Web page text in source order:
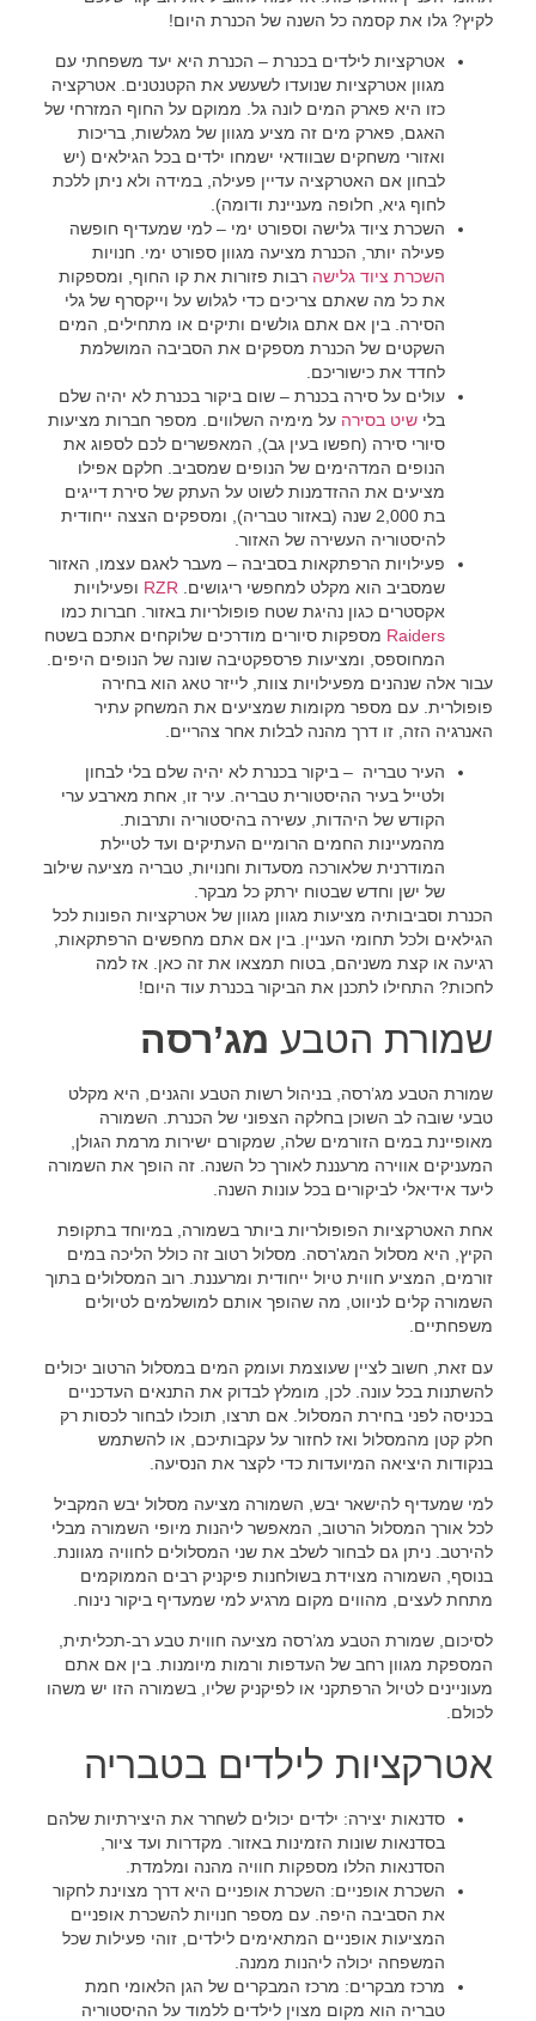
לקיץ? גלו את קסמה כל השנה של הכנרת היום!
אטרקציות לילדים בכנרת– הכנרת היא יעד משפחתי עם
מגוון אטרקציות שנועדו לשעשע את הקטנטנים. אטרקציה
כזו היא פארק המים לונה גל. ממוקם על החוף המזרחי של
האגם, פארק מים זה מציע מגוון של מגלשות, בריכות
ואזורי משחקים שבוודאי ישמחו ילדים בכל הגילאים (יש
לבחון אם האטרקציה עדיין פעילה, במידה ולא ניתן ללכת
לחוף גיא, חלופה מעניינת ודומה).
השכרת ציוד גלישה וספורט ימי – למי שמעדיף חופשה
פעילה יותר, הכנרת מציעה מגוון ספורט ימי. חנויות
השכרת ציוד גלישה רבות פזורות את קו החוף, ומספקות
את כל מה שאתם צריכים כדי לגלוש על וייקסרף של גלי
הסירה. בין אם אתם גולשים ותיקים או מתחילים, המים
השקטים של הכנרת מספקים את הסביבה המושלמת
לחדד את כישוריכם.
עולים על סירה בכנרת – שום ביקור בכנרת לא יהיה שלם
בלי שיט בסירה על מימיה השלווים. מספר חברות מציעות
סיורי סירה (חפשו בעין גב), המאפשרים לכם לספוג את
הנופים המדהימים של הנופים שמסביב. חלקם אפילו
מציעים את ההזדמנות לשוט על העתק של סירת דייגים
בת 2,000 שנה (באזור טבריה), ומספקים הצצה ייחודית
להיסטוריה העשירה של האזור.
פעילויות הרפתקאות בסביבה – מעבר לאגם עצמו, האזור
שמסביב הוא מקלט למחפשי ריגושים. RZR ופעילויות
אקסטרים כגון נהיגת שטח פופולריות באזור. חברות כמו
Raiders מספקות סיורים מודרכים שלוקחים אתכם בשטח
המחוספס, ומציעות פרספקטיבה שונה של הנופים היפים.
עבור אלה שנהנים מפעילויות צוות, לייזר טאג הוא בחירה
פופולרית. עם מספר מקומות שמציעים את המשחק עתיר
האנרגיה הזה, זו דרך מהנה לבלות אחר צהריים.
העיר טבריה –ביקור בכנרת לא יהיה שלם בלי לבחון
ולטייל בעיר ההיסטורית טבריה. עיר זו, אחת מארבע ערי
הקודש של היהדות, עשירה בהיסטוריה ותרבות.
מהמעיינות החמים הרומיים העתיקים ועד לטיילת
המודרנית שלאורכה מסעדות וחנויות, טבריה מציעה שילוב
של ישן וחדש שבטוח ירתק כל מבקר.
הכנרת וסביבותיה מציעות מגוון מגוון של אטרקציות הפונות לכל
הגילאים ולכל תחומי העניין. בין אם אתם מחפשים הרפתקאות,
רגיעה או קצת משניהם, בטוח תמצאו את זה כאן. אז למה
לחכות? התחילו לתכנן את הביקור בכנרת עוד היום!
שמורת הטבע מג’רסה
שמורת הטבע מג’רסה, בניהול רשות הטבע והגנים, היא מקלט
טבעי שובה לב השוכן בחלקה הצפוני של הכנרת. השמורה
מאופיינת במים הזורמים שלה, שמקורם ישירות מרמת הגולן,
המעניקים אווירה מרעננת לאורך כל השנה. זה הופך את השמורה
ליעד אידיאלי לביקורים בכל עונות השנה.
אחת האטרקציות הפופולריות ביותר בשמורה, במיוחד בתקופת
הקיץ, היא מסלול המג'רסה. מסלול רטוב זה כולל הליכה במים
זורמים, המציע חווית טיול ייחודית ומרעננת. רוב המסלולים בתוך
השמורה קלים לניווט, מה שהופך אותם למושלמים לטיולים
משפחתיים.
עם זאת, חשוב לציין שעוצמת ועומק המים במסלול הרטוב יכולים
להשתנות בכל עונה. לכן, מומלץ לבדוק את התנאים העדכניים
בכניסה לפני בחירת המסלול. אם תרצו, תוכלו לבחור לכסות רק
חלק קטן מהמסלול ואז לחזור על עקבותיכם, או להשתמש
בנקודות היציאה המיועדות כדי לקצר את הנסיעה.
למי שמעדיף להישאר יבש, השמורה מציעה מסלול יבש המקביל
לכל אורך המסלול הרטוב, המאפשר ליהנות מיופי השמורה מבלי
להירטב. ניתן גם לבחור לשלב את שני המסלולים לחוויה מגוונת.
בנוסף, השמורה מצוידת בשולחנות פיקניק רבים הממוקמים
מתחת לעצים, מהווים מקום מרגיע למי שמעדיף ביקור נינוח.
לסיכום, שמורת הטבע מג’רסה מציעה חווית טבע רב-תכליתית,
המספקת מגוון רחב של העדפות ורמות מיומנות. בין אם אתם
מעוניינים לטיול הרפתקני או לפיקניק שליו, בשמורה הזו יש משהו
לכולם.
אטרקציות לילדים בטבריה
סדנאות יצירה: ילדים יכולים לשחרר את היצירתיות שלהם
בסדנאות שונות הזמינות באזור. מקדרות ועד ציור,
הסדנאות הללו מספקות חוויה מהנה ומלמדת.
השכרת אופניים: השכרת אופניים היא דרך מצוינת לחקור
את הסביבה היפה. עם מספר חנויות להשכרת אופניים
המציעות אופניים המתאימים לילדים, זוהי פעילות שכל
המשפחה יכולה ליהנות ממנה.
מרכז מבקרים: מרכז המבקרים של הגן הלאומי חמת
טבריה הוא מקום מצוין לילדים ללמוד על ההיסטוריה